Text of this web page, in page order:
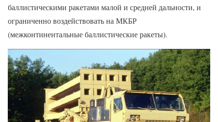
баллистическими ракетами малой и средней дальности, и
ограниченно воздействовать на МКБР
(межконтинентальные баллистические ракеты).